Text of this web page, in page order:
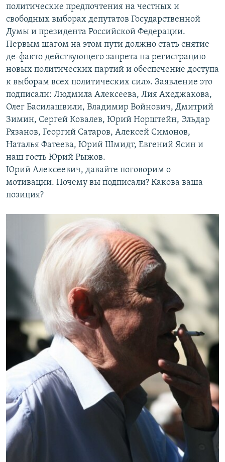
политические предпочтения на честных и
свободных выборах депутатов Государственной
Думы и президента Российской Федерации.
Первым шагом на этом пути должно стать снятие
де-факто действующего запрета на регистрацию
новых политических партий и обеспечение доступа
к выборам всех политических сил». Заявление это
подписали: Людмила Алексеева, Лия Ахеджакова,
Олег Басилашвили, Владимир Войнович, Дмитрий
Зимин, Сергей Ковалев, Юрий Норштейн, Эльдар
Рязанов, Георгий Сатаров, Алексей Симонов,
Наталья Фатеева, Юрий Шмидт, Евгений Ясин и
наш гость Юрий Рыжов.
Юрий Алексеевич, давайте поговорим о
мотивации. Почему вы подписали? Какова ваша
позиция?